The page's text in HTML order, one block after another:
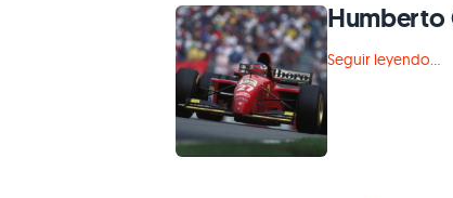
Humberto
Seguir leyendo...